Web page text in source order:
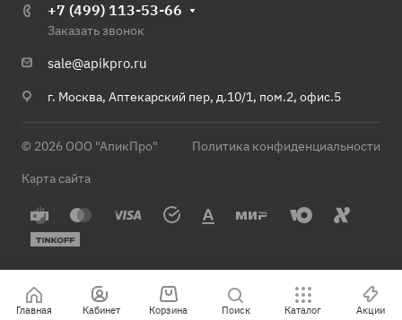
+7 (499) 113-53-66
Заказать звонок
sale@apikpro.ru
г. Москва, Аптекарский пер, д.10/1, пом.2, офис.5
© 2026 ООО "АпикПро"
Политика конфиденциальности
Карта сайта
Главная Кабинет Корзина Поиск Каталог Акции